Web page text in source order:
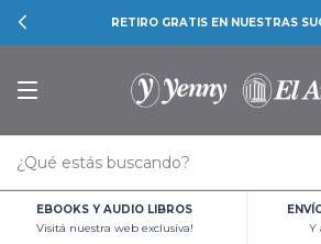
RETIRO GRATIS EN NUESTRAS
EBOOKS Y AUDIO LIBROS
Visitá nuestra web exclusiva!
Y